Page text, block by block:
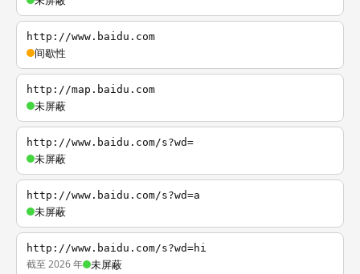
http://www.baidu.com
间歇性
http://map.baidu.com
未屏蔽
http://www.baidu.com/s?wd=
未屏蔽
http://www.baidu.com/s?wd=a
未屏蔽
http://www.baidu.com/s?wd=hi
截至 2026 年 未屏蔽